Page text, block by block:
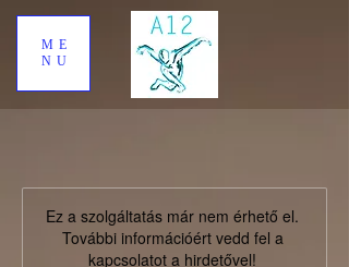
ME
NU
Ez a szolgáltatás már nem érhető el.
További információért vedd fel a
kapcsolatot a hirdetővel!